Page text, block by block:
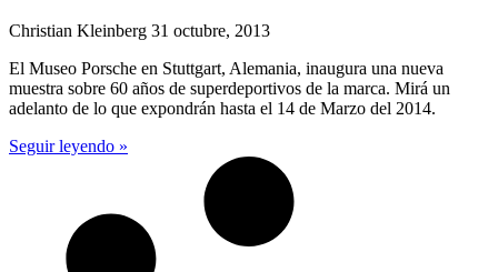
Christian Kleinberg 31 octubre, 2013
El Museo Porsche en Stuttgart, Alemania, inaugura una nueva
muestra sobre 60 años de superdeportivos de la marca. Mirá un
adelanto de lo que expondrán hasta el 14 de Marzo del 2014.
Seguir leyendo »